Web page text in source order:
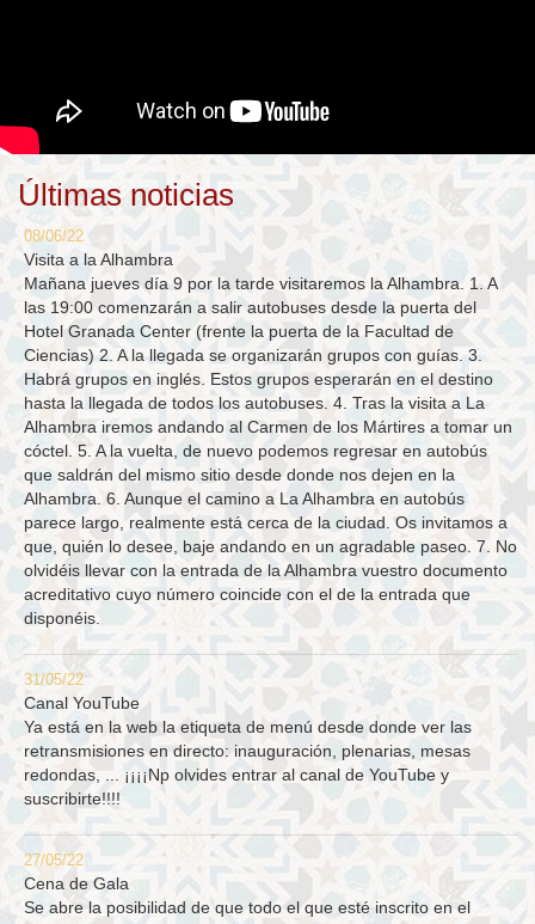
Últimas noticias
08/06/22
Visita a la Alhambra
Mañana jueves día 9 por la tarde visitaremos la Alhambra. 1. A
las 19:00 comenzarán a salir autobuses desde la puerta del
Hotel Granada Center (frente la puerta de la Facultad de
Ciencias) 2. A la llegada se organizarán grupos con guías. 3.
Habrá grupos en inglés. Estos grupos esperarán en el destino
hasta la llegada de todos los autobuses. 4. Tras la visita a La
Alhambra iremos andando al Carmen de los Mártires a tomar un
cóctel. 5. A la vuelta, de nuevo podemos regresar en autobús
que saldrán del mismo sitio desde donde nos dejen en la
Alhambra. 6. Aunque el camino a La Alhambra en autobús
parece largo, realmente está cerca de la ciudad. Os invitamos a
que, quién lo desee, baje andando en un agradable paseo. 7. No
olvidéis llevar con la entrada de la Alhambra vuestro documento
acreditativo cuyo número coincide con el de la entrada que
disponéis.
31/05/22
Canal YouTube
Ya está en la web la etiqueta de menú desde donde ver las
retransmisiones en directo: inauguración, plenarias, mesas
redondas, ... ¡¡¡¡Np olvides entrar al canal de YouTube y
suscribirte!!!!
27/05/22
Cena de Gala
Se abre la posibilidad de que todo el que esté inscrito en el